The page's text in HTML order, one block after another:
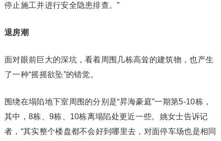
停止施工并进行安全隐患排查。”
退房潮
面对眼前巨大的深坑，看着周围几栋高耸的建筑物，也产生
了一种“摇摇欲坠”的错觉。
围绕在塌陷地下室周围的分别是“昇海豪庭”一期第5-10栋，
其中，8栋、9栋、10栋离塌陷处更近一些。姚女士告诉记
者，“其实整个楼盘都不会好到哪里去，对面停车场也是相同